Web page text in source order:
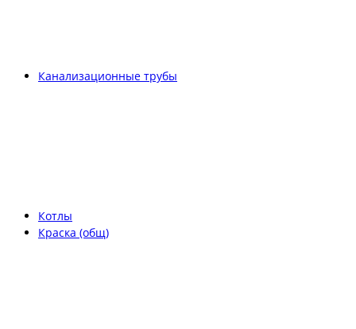
Канализационные трубы
Котлы
Краска (общ)